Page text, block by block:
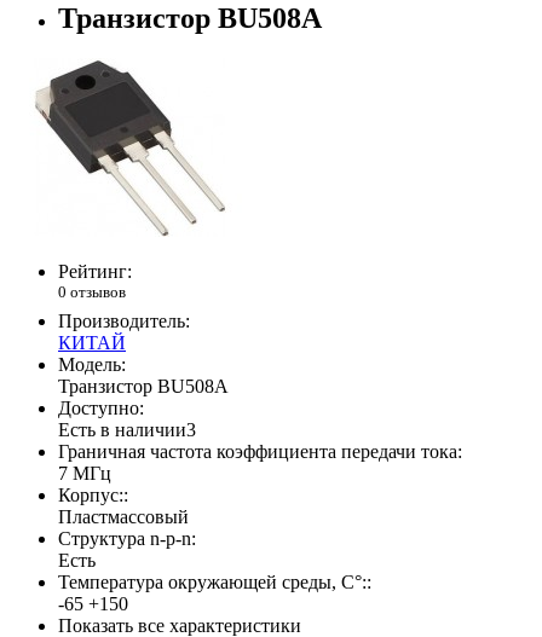
Транзистор BU508А
Рейтинг:
0 отзывов
Производитель:
КИТАЙ
Модель:
Транзистор BU508А
Доступно:
Есть в наличии3
Граничная частота коэффициента передачи тока:
7 МГц
Корпус::
Пластмассовый
Структура n-p-n:
Есть
Температура окружающей среды, С°::
-65 +150
Показать все характеристики